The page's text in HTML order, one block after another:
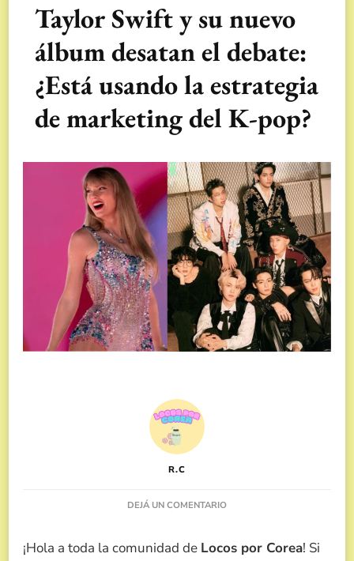
Taylor Swift y su nuevo
álbum desatan el debate:
¿Está usando la estrategia
de marketing del K-pop?
R.C
DEJÁ UN COMENTARIOEN
Y
¡Hola a toda la comunidad de Locos por Corea! Si